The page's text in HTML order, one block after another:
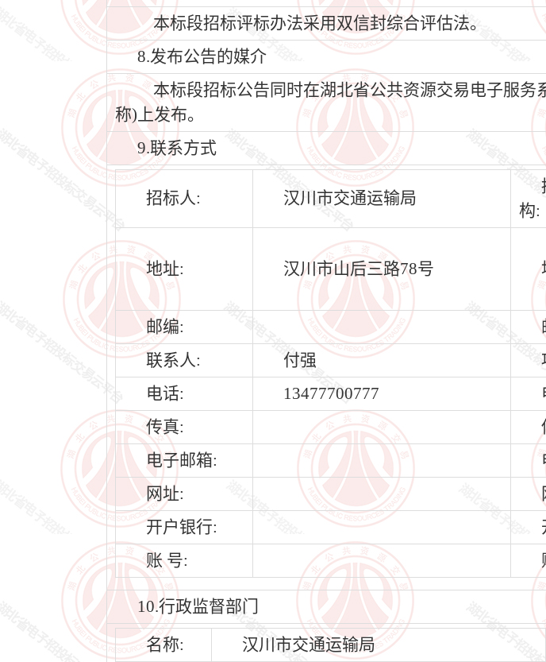
本标段招标评标办法采用双信封综合评估法。
8.发布公告的媒介
本标段招标公告同时在湖北省公共资源交易电子服务
称)上发布。
9.联系方式
招标人: 汉川市交通运输局
构:
地址: 汉川市山后三路78号
邮编:
联系人:
付强
电话:
13477700777
传真:
电子邮箱:
网址:
开户银行:
账 号:
10.行政监督部门
名称:
汉川市交通运输局